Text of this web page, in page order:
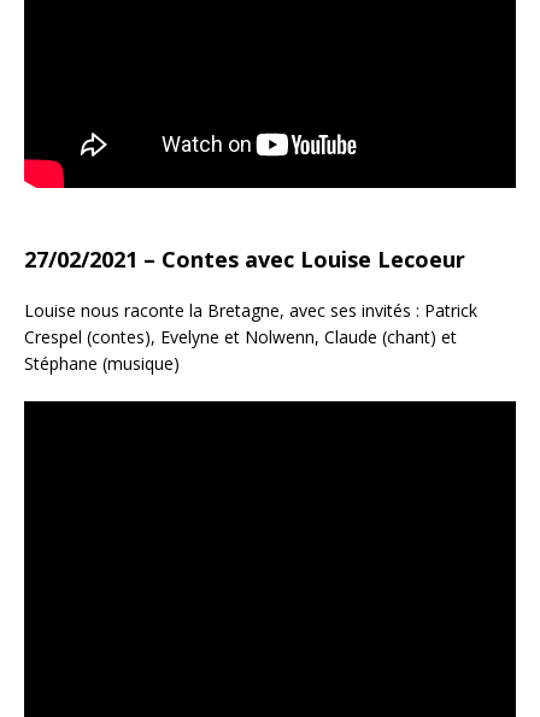
27/02/2021 – Contes avec Louise Lecoeur
Louise nous raconte la Bretagne, avec ses invités : Patrick
Crespel (contes), Evelyne et Nolwenn, Claude (chant) et
Stéphane (musique)